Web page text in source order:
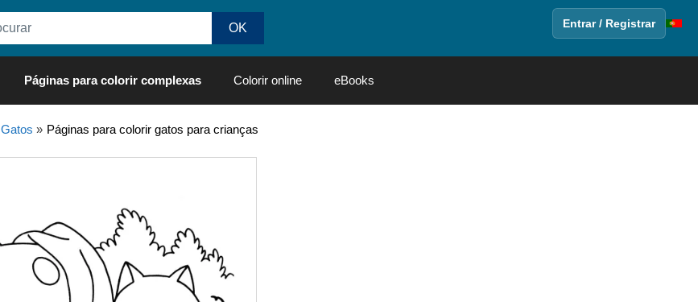
Entrar / Registrar
Páginas para colorir complexas Colorir online eBooks
Gatos » Páginas para colorir gatos para crianças